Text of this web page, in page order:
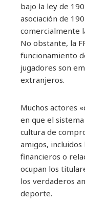
bajo la ley de
asociación de
comercialmente
No obstante, la
funcionamiento
jugadores son
extranjeros.
Muchos actores
en que el
cultura de
amigos, incluidos
financieros o
ocupan los
los verdaderos
deporte.